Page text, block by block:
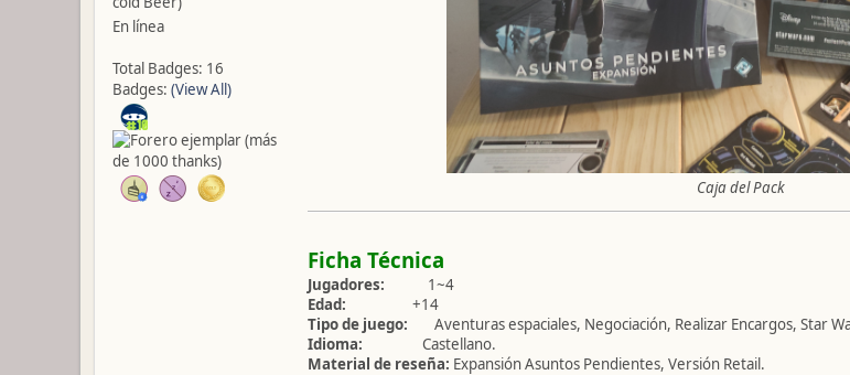
En línea
Total Badges: 16
Badges: (View All)
Caja del Pack
Ficha Técnica
Jugadores: 1~4
Edad: +14
Tipo de juego:
Aventuras espaciales, Negociación, Realizar Encargos, Star
Idioma:
Castellano.
Material de reseña: Expansión Asuntos Pendientes, Versión Retail.